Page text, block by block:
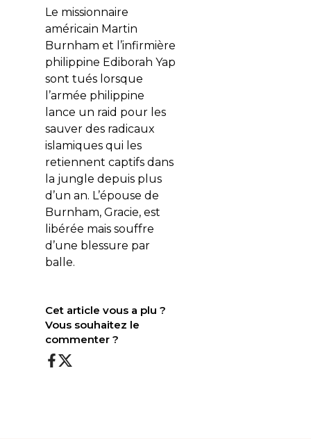
Le missionnaire
américain Martin
Burnham et l’infirmière
philippine Ediborah Yap
sont tués lorsque
l’armée philippine
lance un raid pour les
sauver des radicaux
islamiques qui les
retiennent captifs dans
la jungle depuis plus
d’un an. L’épouse de
Burnham, Gracie, est
libérée mais souffre
d’une blessure par
balle.
Cet article vous a plu ?
Vous souhaitez le
commenter ?